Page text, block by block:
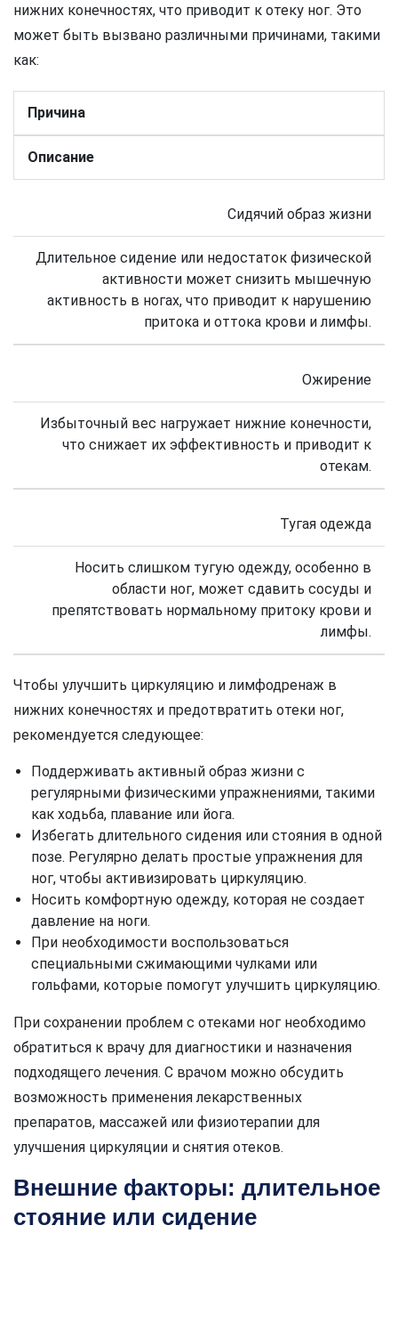
нижних конечностях, что приводит к отеку ног. Это
может быть вызвано различными причинами, такими
как:
Причина
Описание
Сидячий образ жизни
Длительное сидение или недостаток физической
активности может снизить мышечную
активность в ногах, что приводит к нарушению
притока и оттока крови и лимфы.
Ожирение
Избыточный вес нагружает нижние конечности,
что снижает их эффективность и приводит к
отекам.
Тугая одежда
Носить слишком тугую одежду, особенно в
области ног, может сдавить сосуды и
препятствовать нормальному притоку крови и
лимфы.
Чтобы улучшить циркуляцию и лимфодренаж в
нижних конечностях и предотвратить отеки ног,
рекомендуется следующее:
Поддерживать активный образ жизни с
регулярными физическими упражнениями, такими
как ходьба, плавание или йога.
Избегать длительного сидения или стояния в одной
позе. Регулярно делать простые упражнения для
ног, чтобы активизировать циркуляцию.
Носить комфортную одежду, которая не создает
давление на ноги.
При необходимости воспользоваться
специальными сжимающими чулками или
гольфами, которые помогут улучшить циркуляцию.
При сохранении проблем с отеками ног необходимо
обратиться к врачу для диагностики и назначения
подходящего лечения. С врачом можно обсудить
возможность применения лекарственных
препаратов, массажей или физиотерапии для
улучшения циркуляции и снятия отеков.
Внешние факторы: длительное
стояние или сидение